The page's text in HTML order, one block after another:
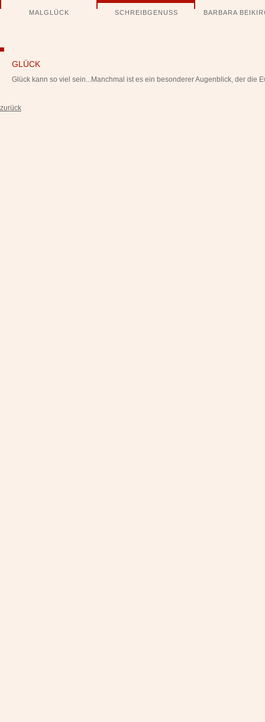
überspringenMALGLÜCK SCHREIBGENUSS BARBARA
GLÜCK
Glück kann so viel sein...Manchmal ist es ein besonderer Augenblick, der die
zurück